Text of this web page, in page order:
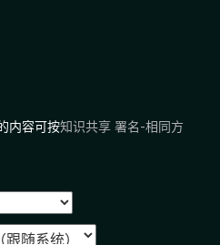
内容可按知识共享 署名-相同方